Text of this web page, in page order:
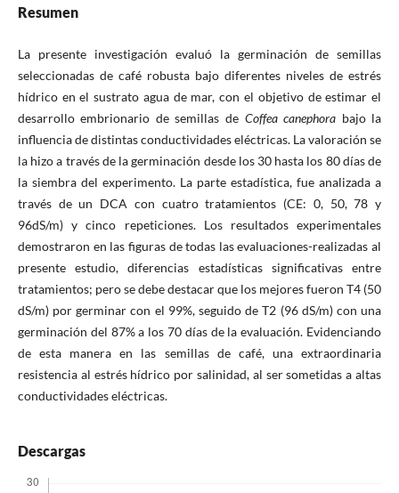
Resumen
La presente investigación evaluó la germinación de semillas
seleccionadas de café robusta bajo diferentes niveles de estrés
hídrico en el sustrato agua de mar, con el objetivo de estimar el
desarrollo embrionario de semillas de Coffea canephora bajo la
influencia de distintas conductividades eléctricas. La valoración se
la hizo a través de la germinación desde los 30 hasta los 80 días de
la siembra del experimento. La parte estadística, fue analizada a
través de un DCA con cuatro tratamientos (CE: 0, 50, 78 y
96dS/m) y cinco repeticiones. Los resultados experimentales
demostraron en las figuras de todas las evaluaciones-realizadas al
presente estudio, diferencias estadísticas significativas entre
tratamientos; pero se debe destacar que los mejores fueron T4 (50
dS/m) por germinar con el 99%, seguido de T2 (96 dS/m) con una
germinación del 87% a los 70 días de la evaluación. Evidenciando
de esta manera en las semillas de café, una extraordinaria
resistencia al estrés hídrico por salinidad, al ser sometidas a altas
conductividades eléctricas.
Descargas